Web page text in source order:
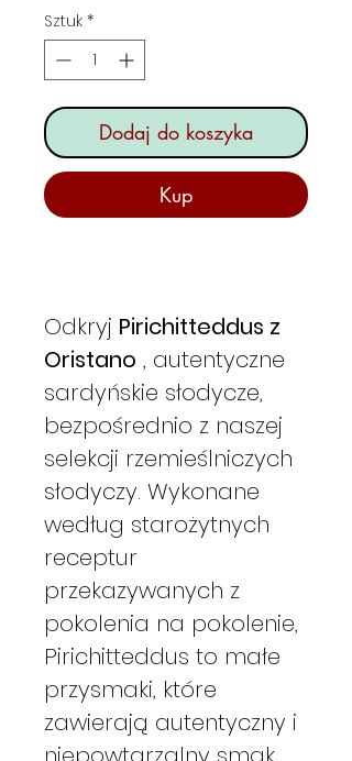
Sztuk *
Dodaj do koszyka
Kup
Odkryj Pirichitteddus z
Oristano , autentyczne
sardyńskie słodycze,
bezpośrednio z naszej
selekcji rzemieślniczych
słodyczy. Wykonane
według starożytnych
receptur
przekazywanych z
pokolenia na pokolenie,
Pirichitteddus to małe
przysmaki, które
zawierają autentyczny i